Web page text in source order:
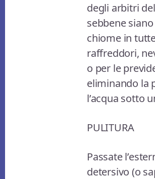
degli arbitri
sebbene
chiome in
raffreddori,
o per le
eliminando la
l’acqua sotto
PULITURA
Passate
detersivo (o